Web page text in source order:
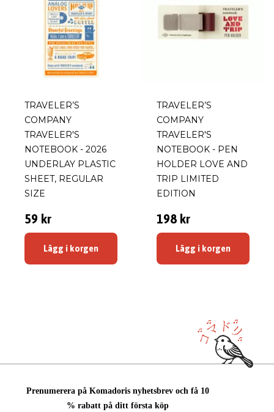
TRAVELER’S
COMPANY
TRAVELER'S
NOTEBOOK - 2026
UNDERLAY PLASTIC
SHEET, REGULAR
SIZE
59 kr
Lägg i korgen
TRAVELER’S
COMPANY
TRAVELER'S
NOTEBOOK - PEN
HOLDER LOVE AND
TRIP LIMITED
EDITION
198 kr
Lägg i korgen
Prenumerera på Komadoris nyhetsbrev och få 10
% rabatt på ditt första köp